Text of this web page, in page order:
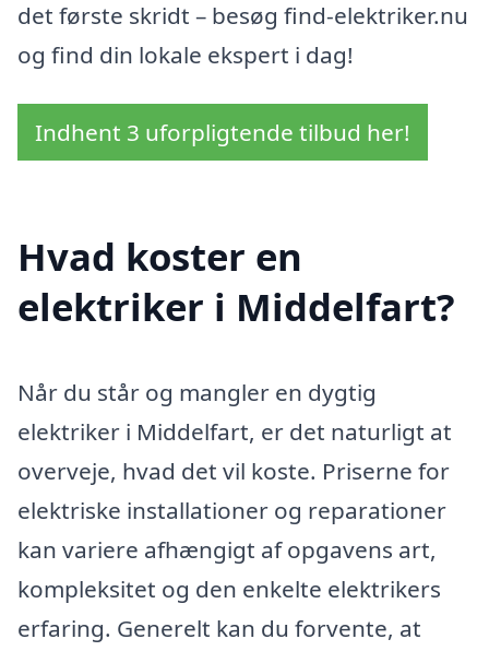
det første skridt – besøg find-elektriker.nu
og find din lokale ekspert i dag!
Indhent 3 uforpligtende tilbud her!
Hvad koster en
elektriker i Middelfart?
Når du står og mangler en dygtig
elektriker i Middelfart, er det naturligt at
overveje, hvad det vil koste. Priserne for
elektriske installationer og reparationer
kan variere afhængigt af opgavens art,
kompleksitet og den enkelte elektrikers
erfaring. Generelt kan du forvente, at